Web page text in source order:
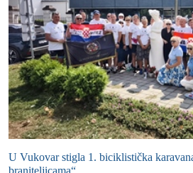
U Vukovar stigla 1. biciklistička
braniteljicama“